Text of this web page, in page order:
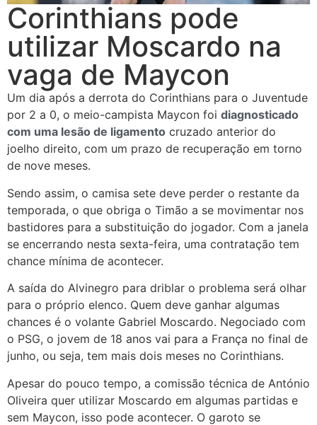
Corinthians pode
utilizar Moscardo na
vaga de Maycon
Um dia após a derrota do Corinthians para o Juventude
por 2 a 0, o meio-campista Maycon foi diagnosticado
com uma lesão de ligamento cruzado anterior do
joelho direito, com um prazo de recuperação em torno
de nove meses.
Sendo assim, o camisa sete deve perder o restante da
temporada, o que obriga o Timão a se movimentar nos
bastidores para a substituição do jogador. Com a janela
se encerrando nesta sexta-feira, uma contratação tem
chance mínima de acontecer.
A saída do Alvinegro para driblar o problema será olhar
para o próprio elenco. Quem deve ganhar algumas
chances é o volante Gabriel Moscardo. Negociado com
o PSG, o jovem de 18 anos vai para a França no final de
junho, ou seja, tem mais dois meses no Corinthians.
Apesar do pouco tempo, a comissão técnica de António
Oliveira quer utilizar Moscardo em algumas partidas e
sem Maycon, isso pode acontecer. O garoto se